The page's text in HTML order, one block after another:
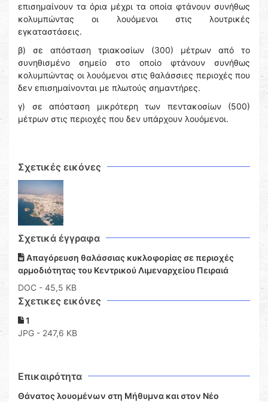
επισημαίνουν τα όρια μέχρι τα οποία φτάνουν συνήθως
κολυμπώντας οι λουόμενοι στις λουτρικές
εγκαταστάσεις.
β) σε απόσταση τριακοσίων (300) μέτρων από το
συνηθισμένο σημείο στο οποίο φτάνουν συνήθως
κολυμπώντας οι λουόμενοι στις θαλάσσιες περιοχές που
δεν επισημαίνονται με πλωτούς σημαντήρες.
γ) σε απόσταση μικρότερη των πεντακοσίων (500)
μέτρων στις περιοχές που δεν υπάρχουν λουόμενοι.
Σχετικές εικόνες
Σχετικά έγγραφα
Απαγόρευση θαλάσσιας κυκλοφορίας σε περιοχές
αρμοδιότητας του Κεντρικού Λιμεναρχείου Πειραιά
DOC - 45,5 KB
Σχετικες εικόνες
1
JPG - 247,6 KB
Επικαιρότητα
Θάνατος λουομένων στη Μήθυμνα και στον Νέο